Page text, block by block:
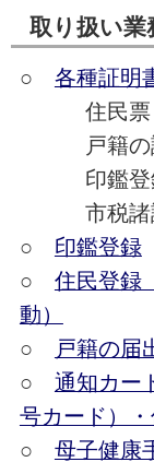
取り扱い業
○ 各種証明
住民票
戸籍の
印鑑登
市税諸
○ 印鑑登録
○ 住民登録
動）
○
戸籍の届
○ 通知カー
号カード）
○ 母子健康